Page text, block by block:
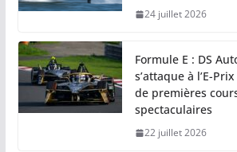
24 juillet 2026
Formule E : DS
s’attaque à l’E-
de premières
spectaculaires
22 juillet 2026